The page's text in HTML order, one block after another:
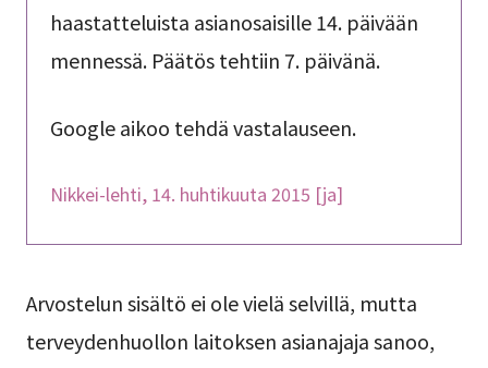
haastatteluista asianosaisille 14. päivään
mennessä. Päätös tehtiin 7. päivänä.
Google aikoo tehdä vastalauseen.
Nikkei-lehti, 14. huhtikuuta 2015 [ja]
Arvostelun sisältö ei ole vielä selvillä, mutta
terveydenhuollon laitoksen asianajaja sanoo,